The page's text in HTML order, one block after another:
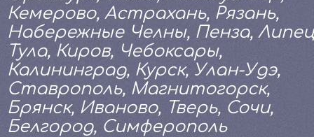
Кемерово, Астрахань, Рязань,
Набережные Челны, Пенза,
Тула, Киров, Чебоксары,
Калининград, Курск, Улан-Удэ,
Ставрополь, Магнитогорск,
Брянск, Иваново, Тверь, Сочи,
Белгород, Симферополь